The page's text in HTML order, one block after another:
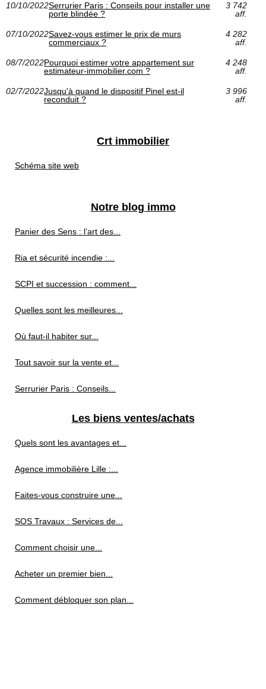
10/10/2022Serrurier Paris : Conseils pour installer une
porte blindée ?
3 742
aff.
07/10/2022Savez-vous estimer le prix de murs
commerciaux ?
4 282
aff.
08/7/2022Pourquoi estimer votre appartement sur
estimateur-immobilier.com ?
4 248
aff.
02/7/2022Jusqu'à quand le dispositif Pinel est-il
reconduit ?
3 996
aff.
Crt immobilier
Schéma site web
Notre blog immo
Panier des Sens : l’art des...
Ria et sécurité incendie :...
SCPI et succession : comment...
Quelles sont les meilleures...
Où faut-il habiter sur...
Tout savoir sur la vente et...
Serrurier Paris : Conseils...
Les biens ventes/achats
Quels sont les avantages et...
Agence immobilière Lille :...
Faites-vous construire une...
SOS Travaux : Services de...
Comment choisir une...
Acheter un premier bien...
Comment débloquer son plan...